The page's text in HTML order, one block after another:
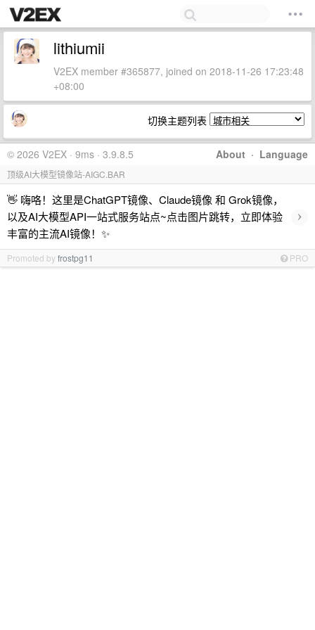
lithiumii
V2EX member #365877, joined on 2018-11-26 17:23:48
+08:00
切换主题列表
About · Language
© 2026 V2EX · 9ms · 3.9.8.5
顶级AI大模型镜像站-AIGC.BAR
👋 嗨咯！这里是ChatGPT镜像、Claude镜像 和 Grok镜像，
以及AI大模型API一站式服务站点~点击图片跳转，立即体验
丰富的主流AI镜像！✨
›
Promoted byfrostpg11 PRO